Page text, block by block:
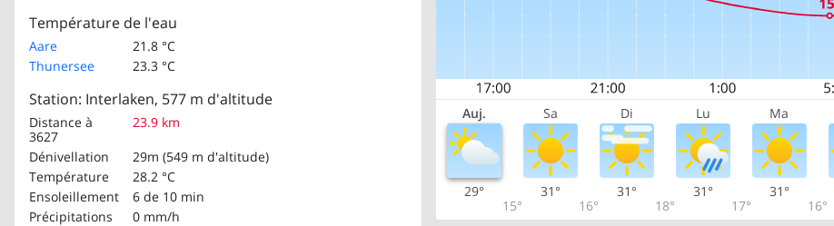
Température de l'eau
Aare
21.8 °C
Thunersee
23.3 °C
Station: Interlaken, 577 m d'altitude
Distance à
3627
23.9 km
Dénivellation
29m (549 m d'altitude)
Température
28.2 °C
Ensoleillement
6 de 10 min
Précipitations
0 mm/h
Auj. Sa Di Lu Ma
29°
15°
31°
16°
31°
18°
31°
17°
31°
16°